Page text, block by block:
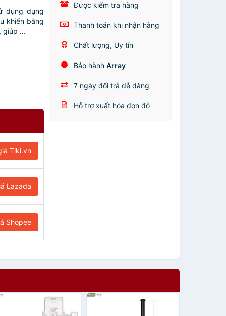
dụng dụng
khiển bằng
giúp ...
Tiki.vn
Lazada
Shopee
Được kiểm tra hàng
Thanh toán khi nhận hàng
Chất lượng, Uy tín
Bảo hànhArray
7 ngày đổi trả dễ dàng
Hỗ trợ xuất hóa đơn đỏ